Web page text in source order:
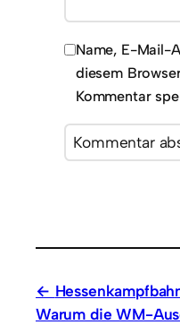
Name, E-Mail-
diesem
Kommentar
Warum die WM-